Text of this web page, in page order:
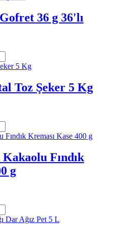
36 g 36'lı
Toz Şeker 5 Kg
Fındık
g